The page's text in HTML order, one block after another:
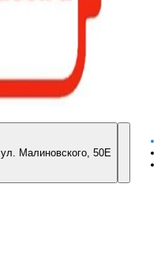
Малиновского, 50Е